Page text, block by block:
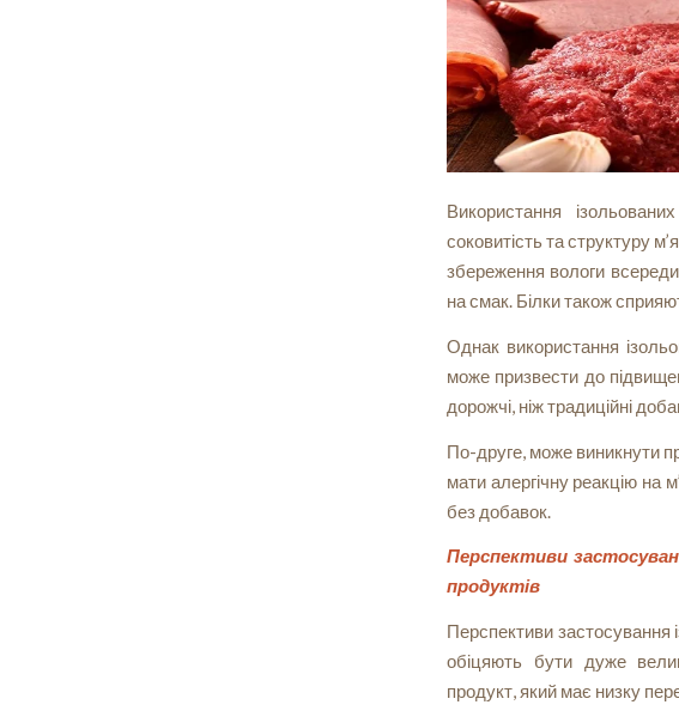
Використання
соковитість та структуру
збереження вологи
на смак. Білки також
Однак використання
може призвести до
дорожчі, ніж традиційні
По-друге, може виникнути
мати алергічну реакцію на
без добавок.
Перспективи
продуктів
Перспективи застосування
обіцяють бути дуже
продукт, який має низку